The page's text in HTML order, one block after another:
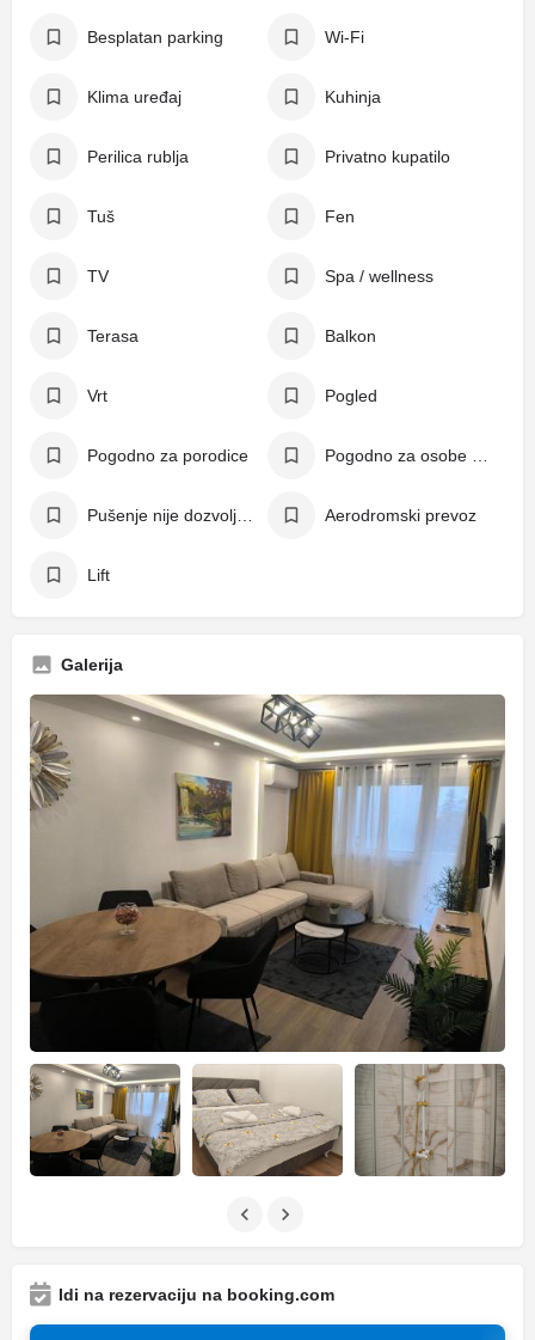
Besplatan parking Wi-Fi
Klima uređaj Kuhinja
Perilica rublja Privatno kupatilo
Tuš Fen
TV Spa / wellness
Terasa Balkon
Vrt Pogled
Pogodno za porodice
Aerodromski prevoz
Lift
Galerija
Idi na rezervaciju na booking.com